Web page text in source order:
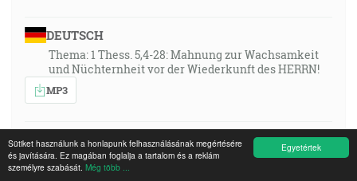
Egyetértek
Sütiket használunk a honlapunk felhasználásának megértésére
és javítására. Ez magában foglalja a tartalom és a reklám
személyre szabását. Még több ...
DEUTSCH
Thema: 1 Thess. 5,4-28: Mahnung zur Wachsamkeit
und Nüchternheit vor der Wiederkunft des HERRN!
MP3
MAGYAR
desc